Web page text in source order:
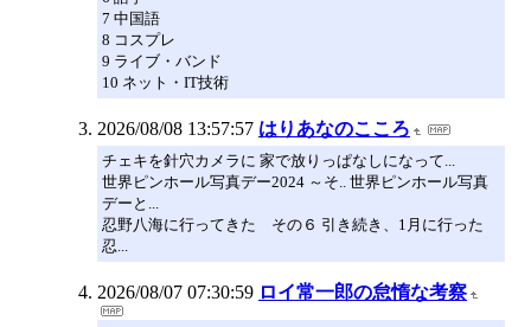
7 中国語
8 コスプレ
9 ライブ・バンド
10 ネット・IT技術
2026/08/08 13:57:57 はりあなのこころ
チェキを針穴カメラに 家で放りっぱなしになって...
世界ピンホール写真デー2024 ～そ.. 世界ピンホール写真
デーと...
忍野八海に行ってきた その６ 引き続き、1月に行った
忍...
2026/08/07 07:30:59 ロイ常一郎の怠惰な考察